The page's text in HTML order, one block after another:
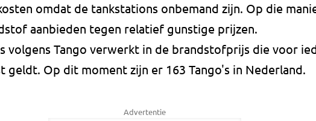
omdat de tankstations onbemand zijn. Op die
aanbieden tegen relatief gunstige prijzen.
volgens Tango verwerkt in de brandstofprijs die voor
geldt. Op dit moment zijn er 163 Tango's in Nederland.
Advertentie